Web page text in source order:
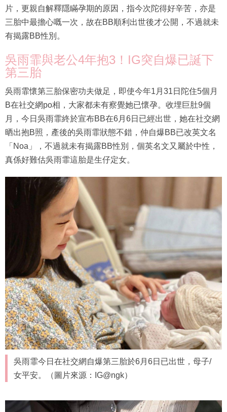
片，更親自解釋隱瞞孕期的原因，指今次陀得好辛苦，亦是
三胎中最擔心嘅一次，故在BB順利出世後才公開，不過就未
有揭露BB性別。
吳雨霏與老公4年抱3！IG突自爆已誕下
第三胎
吳雨霏懷第三胎保密功夫做足，即使今年1月31日陀住5個月
B在社交網po相，大家都未有察覺她已懷孕。收埋巨肚9個
月，今日吳雨霏終於宣布BB在6月6日已經出世，她在社交網
晒出抱B照，產後的吳雨霏狀態不錯，仲自爆BB已改英文名
「Noa」，不過就未有揭露BB性別，個英名文又屬於中性，
真係好難估吳雨霏這胎是生仔定女。
吳雨霏今日在社交網自爆第三胎於6月6日已出世，母子/
女平安。（圖片來源：IG@ngk）